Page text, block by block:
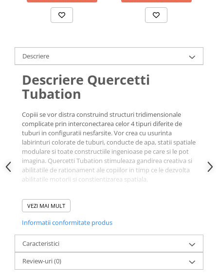
Descriere
Descriere Quercetti
Tubation
Copiii se vor distra construind structuri tridimensionale
complicate prin interconectarea celor 4 tipuri diferite de
tuburi in configuratii nesfarsite. Vor crea cu usurinta
labirinturi colorate de tuburi, conducte de apa, statii spatiale
modulare si toate constructiile ingenioase pe care si le pot
imagina. Quercetti Tubation stimuleaza gandirea creativa si
abilitatile de rationament ale copiilor in timp ce le dezvolta
abilitatile motorii si constientizarea spatiala.
Beneficii educationale:
rationament spatial, rezolvarea problemelor.
Setul Quercetti
Tubation contine:
16 tuburi in forma de L.
4 tuburi in forma de T.
VEZI MAI MULT
Informatii conformitate produs
Caracteristici
Review-uri(0)